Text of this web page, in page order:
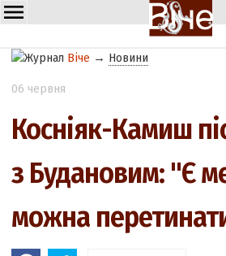
Віче → Новини
06 червня
Косніяк-Камиш
з Будановим: "Є
можна